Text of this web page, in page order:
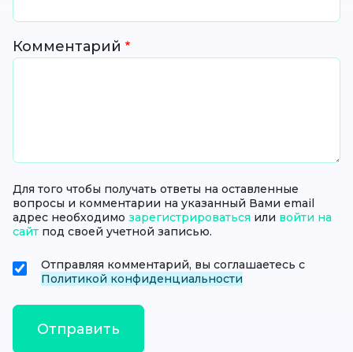
Комментарий
Для того чтобы получать ответы на оставленные
вопросы и комментарии на указанный Вами email
адрес необходимо зарегистрироваться или войти на
сайт под своей учетной записью.
Отправляя комментарий, вы соглашаетесь с
Политикой конфиденциальности